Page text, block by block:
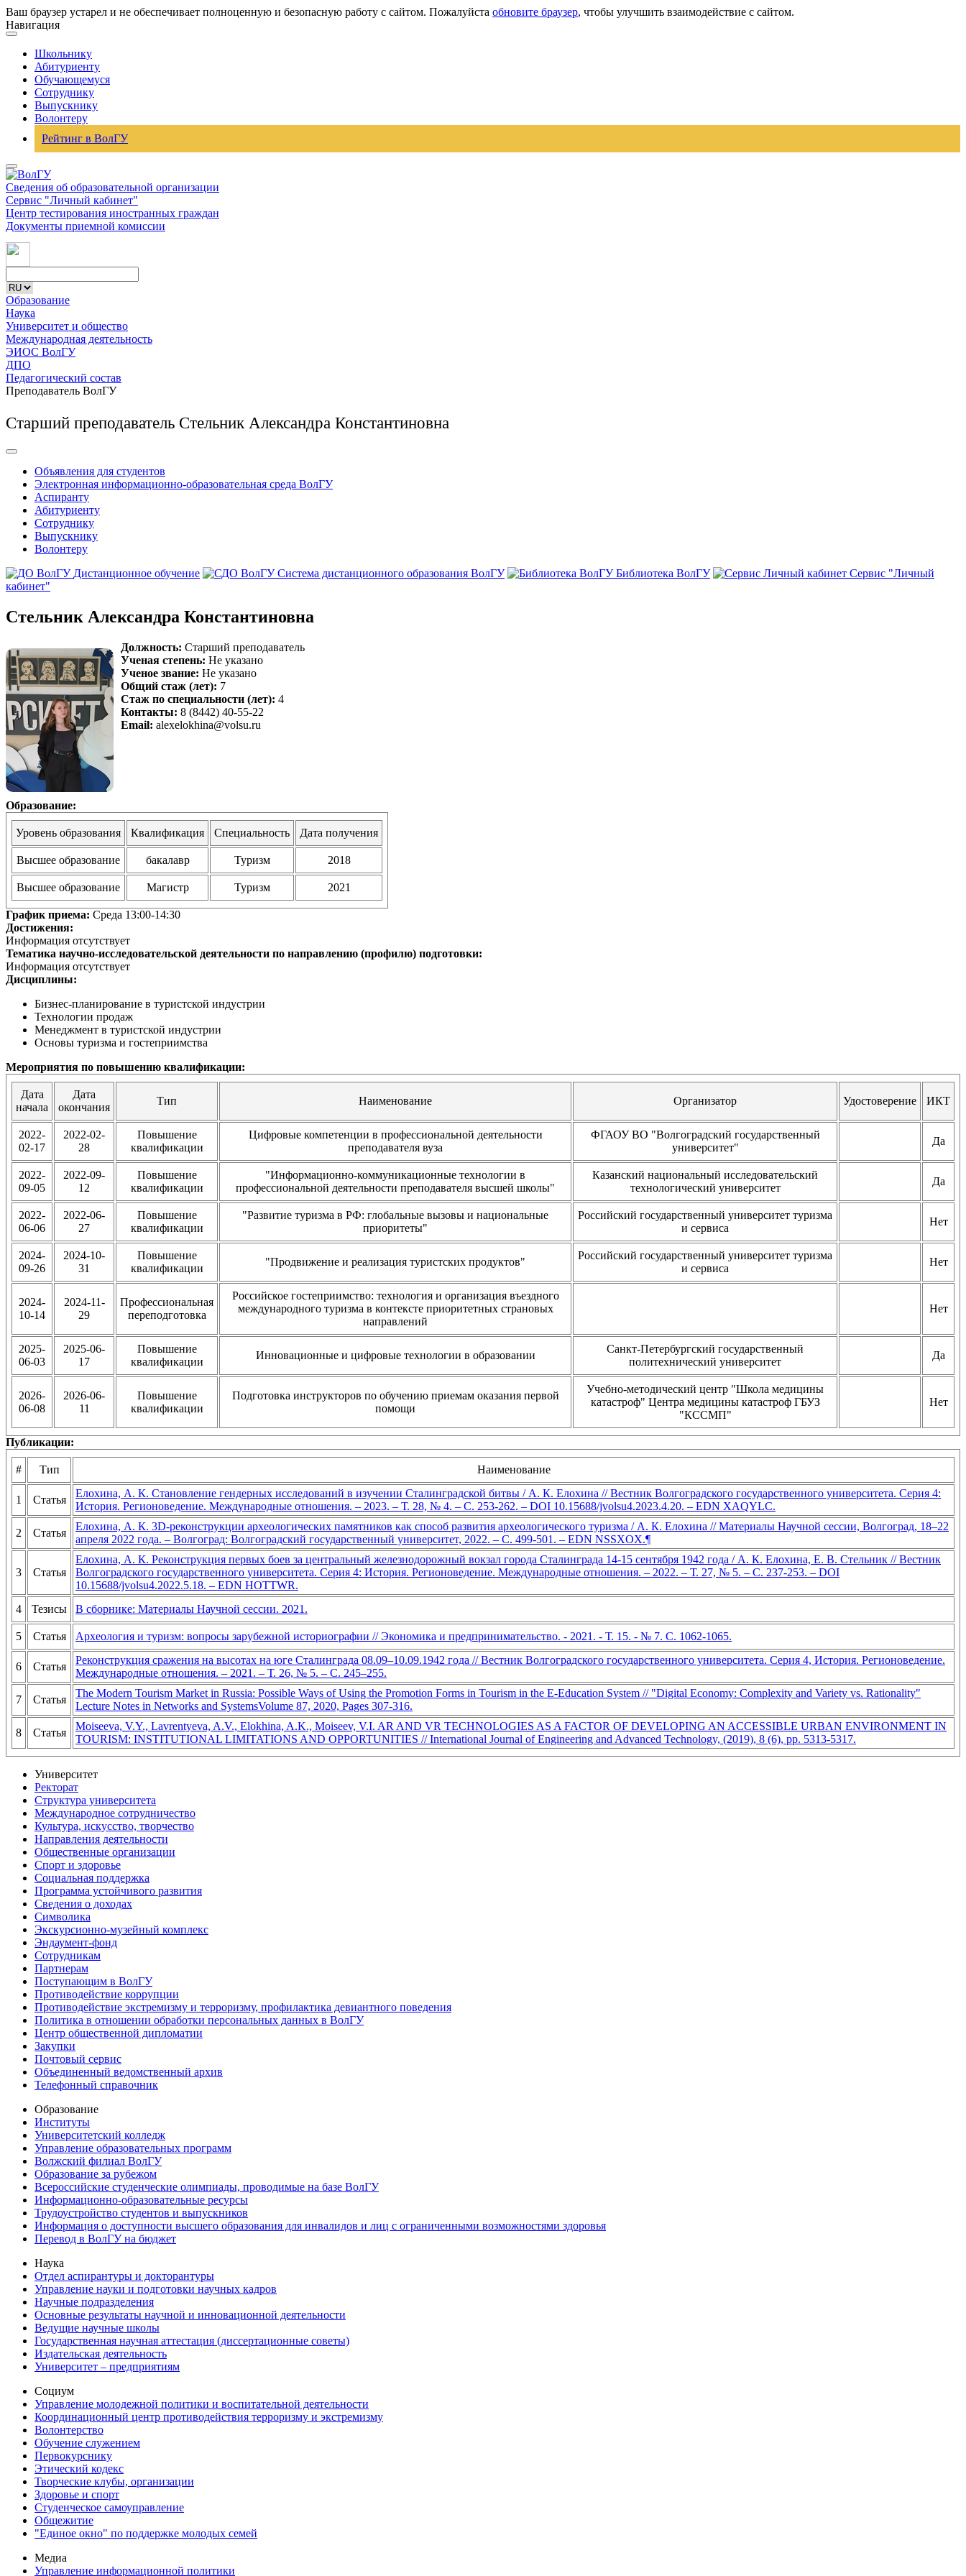
Ваш браузер устарел и не обеспечивает полноценную и безопасную работу с сайтом. Пожалуйста обновите браузер, чтобы улучшить взаимодействие с сайтом.
Навигация
Школьнику
Абитуриенту
Обучающемуся
Сотруднику
Выпускнику
Волонтеру
Рейтинг в ВолГУ
Сведения об образовательной организации
Сервис "Личный кабинет"
Центр тестирования иностранных граждан
Документы приемной комиссии
Образование
Наука
Университет и общество
Международная деятельность
ЭИОС ВолГУ
ДПО
Педагогический состав
Преподаватель ВолГУ
Старший преподаватель Стельник Александра Константиновна
Объявления для студентов
Электронная информационно-образовательная среда ВолГУ
Аспиранту
Абитуриенту
Сотруднику
Выпускнику
Волонтеру
Дистанционное обучение
Система дистанционного образования ВолГУ Библиотека ВолГУ
Сервис "Личный
кабинет"
Стельник Александра Константиновна
Должность: Старший преподаватель
Ученая степень: Не указано
Ученое звание: Не указано
Общий стаж (лет): 7
Стаж по специальности (лет): 4
Контакты: 8 (8442) 40-55-22
Email: alexelokhina@volsu.ru
Образование:
Уровень образования Квалификация Специальность Дата получения
Высшее образование бакалавр Туризм 2018
Высшее образование Магистр Туризм 2021
График приема: Среда 13:00-14:30
Достижения:
Информация отсутствует
Тематика научно-исследовательской деятельности по направлению (профилю) подготовки:
Информация отсутствует
Дисциплины:
Бизнес-планирование в туристской индустрии
Технологии продаж
Менеджмент в туристской индустрии
Основы туризма и гостеприимства
Мероприятия по повышению квалификации:
Дата
начала
Дата
окончания
Тип Наименование Организатор Удостоверение ИКТ
2022-
02-17
2022-02-
28
Повышение
квалификации
Цифровые компетенции в профессиональной деятельности
преподавателя вуза
ФГАОУ ВО "Волгоградский государственный
университет"
Да
2022-
09-05
2022-09-
12
Повышение
квалификации
"Информационно-коммуникационные технологии в
профессиональной деятельности преподавателя высшей школы"
Казанский национальный исследовательский
технологический университет
Да
2022-
06-06
2022-06-
27
Повышение
квалификации
"Развитие туризма в РФ: глобальные вызовы и национальные
приоритеты"
Российский государственный университет туризма
и сервиса
Нет
2024-
09-26
2024-10-
31
Повышение
квалификации
"Продвижение и реализация туристских продуктов"
Российский государственный университет туризма
и сервиса
Нет
2024-
10-14
2024-11-
29
Профессиональная
переподготовка
Российское гостеприимство: технология и организация въездного
международного туризма в контексте приоритетных страновых
направлений
Нет
2025-
06-03
2025-06-
17
Повышение
квалификации
Инновационные и цифровые технологии в образовании
Санкт-Петербургский государственный
политехнический университет
Да
2026-
06-08
2026-06-
11
Повышение
квалификации
Подготовка инструкторов по обучению приемам оказания первой
помощи
Учебно-методический центр "Школа медицины
катастроф" Центра медицины катастроф ГБУЗ
"КССМП"
Нет
Публикации:
# Тип Наименование
1 Статья
Елохина, А. К. Становление гендерных исследований в изучении Сталинградской битвы / А. К. Елохина // Вестник Волгоградского государственного университета. Серия 4:
История. Регионоведение. Международные отношения. – 2023. – Т. 28, № 4. – С. 253-262. – DOI 10.15688/jvolsu4.2023.4.20. – EDN XAQYLC.
2 Статья
Елохина, А. К. 3D-реконструкции археологических памятников как способ развития археологического туризма / А. К. Елохина // Материалы Научной сессии, Волгоград, 18–22
апреля 2022 года. – Волгоград: Волгоградский государственный университет, 2022. – С. 499-501. – EDN NSSXOX.¶
3 Статья
Елохина, А. К. Реконструкция первых боев за центральный железнодорожный вокзал города Сталинграда 14-15 сентября 1942 года / А. К. Елохина, Е. В. Стельник // Вестник
Волгоградского государственного университета. Серия 4: История. Регионоведение. Международные отношения. – 2022. – Т. 27, № 5. – С. 237-253. – DOI
10.15688/jvolsu4.2022.5.18. – EDN HOTTWR.
4
Тезисы В сборнике: Материалы Научной сессии. 2021.
5 Статья Археология и туризм: вопросы зарубежной историографии // Экономика и предпринимательство. - 2021. - Т. 15. - № 7. С. 1062-1065.
6 Статья
Реконструкция сражения на высотах на юге Сталинграда 08.09–10.09.1942 года // Вестник Волгоградского государственного университета. Серия 4, История. Регионоведение.
Международные отношения. – 2021. – Т. 26, № 5. – С. 245–255.
7 Статья
The Modern Tourism Market in Russia: Possible Ways of Using the Promotion Forms in Tourism in the E-Education System // "Digital Economy: Complexity and Variety vs. Rationality"
Lecture Notes in Networks and SystemsVolume 87, 2020, Pages 307-316.
8 Статья
Moiseeva, V.Y., Lavrentyeva, A.V., Elokhina, A.K., Moiseev, V.I. AR AND VR TECHNOLOGIES AS A FACTOR OF DEVELOPING AN ACCESSIBLE URBAN ENVIRONMENT IN
TOURISM: INSTITUTIONAL LIMITATIONS AND OPPORTUNITIES // International Journal of Engineering and Advanced Technology, (2019), 8 (6), pp. 5313-5317.
Университет
Ректорат
Структура университета
Международное сотрудничество
Культура, искусство, творчество
Направления деятельности
Общественные организации
Спорт и здоровье
Социальная поддержка
Программа устойчивого развития
Сведения о доходах
Символика
Экскурсионно-музейный комплекс
Эндаумент-фонд
Сотрудникам
Партнерам
Поступающим в ВолГУ
Противодействие коррупции
Противодействие экстремизму и терроризму, профилактика девиантного поведения
Политика в отношении обработки персональных данных в ВолГУ
Центр общественной дипломатии
Закупки
Почтовый сервис
Объединенный ведомственный архив
Телефонный справочник
Образование
Институты
Университетский колледж
Управление образовательных программ
Волжский филиал ВолГУ
Образование за рубежом
Всероссийские студенческие олимпиады, проводимые на базе ВолГУ
Информационно-образовательные ресурсы
Трудоустройство студентов и выпускников
Информация о доступности высшего образования для инвалидов и лиц с ограниченными возможностями здоровья
Перевод в ВолГУ на бюджет
Наука
Отдел аспирантуры и докторантуры
Управление науки и подготовки научных кадров
Научные подразделения
Основные результаты научной и инновационной деятельности
Ведущие научные школы
Государственная научная аттестация (диссертационные советы)
Издательская деятельность
Университет – предприятиям
Социум
Управление молодежной политики и воспитательной деятельности
Координационный центр противодействия терроризму и экстремизму
Волонтерство
Обучение служением
Первокурснику
Этический кодекс
Творческие клубы, организации
Здоровье и спорт
Студенческое самоуправление
Общежитие
"Единое окно" по поддержке молодых семей
Медиа
Управление информационной политики